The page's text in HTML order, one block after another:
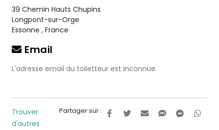
39 Chemin Hauts Chupins
Longpont-sur-Orge
Essonne , France
Email
L'adresse email du toiletteur est inconnue.
Partager sur :
Trouver
d'autres